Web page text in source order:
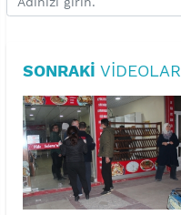
SONRAKI VIDEOLAR